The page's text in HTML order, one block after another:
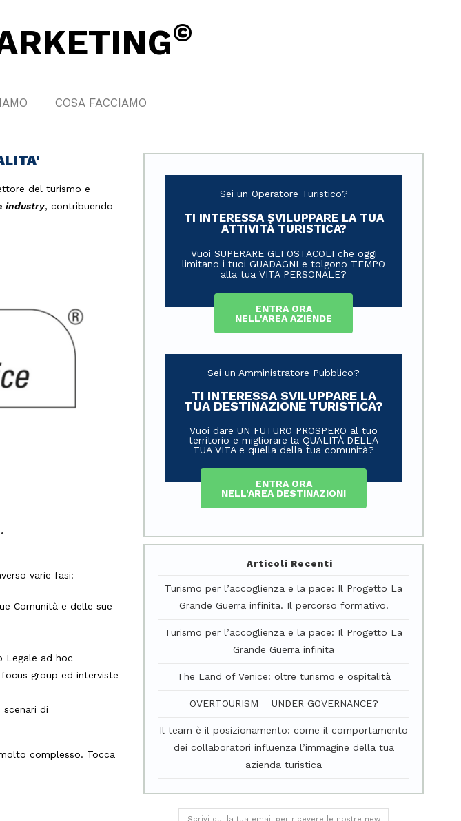
©
COSA FACCIAMO
del turismo e
industry, contribuendo
varie fasi:
Comunità e delle sue
Legale ad hoc
group ed interviste
di
complesso. Tocca
Sei un Operatore Turistico?
TI INTERESSA SVILUPPARE LA TUA
ATTIVITÀ TURISTICA?
Vuoi SUPERARE GLI OSTACOLI che oggi
limitano i tuoi GUADAGNI e tolgono TEMPO
alla tua VITA PERSONALE?
ENTRA ORA
NELL'AREA AZIENDE
Sei un Amministratore Pubblico?
TI INTERESSA SVILUPPARE LA
TUA DESTINAZIONE TURISTICA?
Vuoi dare UN FUTURO PROSPERO al tuo
territorio e migliorare la QUALITÀ DELLA
TUA VITA e quella della tua comunità?
ENTRA ORA
NELL'AREA DESTINAZIONI
Articoli Recenti
Turismo per l’accoglienza e la pace: Il Progetto La
Grande Guerra infinita. Il percorso formativo!
Turismo per l’accoglienza e la pace: Il Progetto La
Grande Guerra infinita
The Land of Venice: oltre turismo e ospitalità
OVERTOURISM = UNDER GOVERNANCE?
Il team è il posizionamento: come il comportamento
dei collaboratori influenza l’immagine della tua
azienda turistica